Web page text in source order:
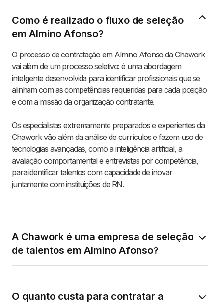
Como é realizado o fluxo de seleção
em Almino Afonso?
O processo de contratação em Almino Afonso da Chawork
vai além de um processo seletivo: é uma abordagem
inteligente desenvolvida para identificar profissionais que se
alinham com as competências requeridas para cada posição
e com a missão da organização contratante.
Os especialistas extremamente preparados e experientes da
Chawork vão além da análise de currículos e fazem uso de
tecnologias avançadas, como a inteligência artificial, a
avaliação comportamental e entrevistas por competência,
para identificar talentos com capacidade de inovar
juntamente com instituições de RN.
A Chawork é uma empresa de seleção
de talentos em Almino Afonso?
O quanto custa para contratar a